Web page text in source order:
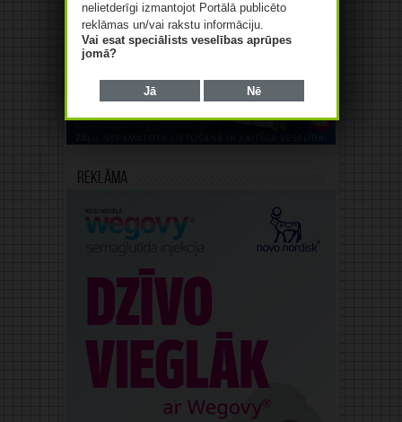
Reklāma
Reklāma
nelietderīgi izmantojot Portālā publicēto
reklāmas un/vai rakstu informāciju.
Vai esat speciālists veselības aprūpes
jomā?
Jā Nē